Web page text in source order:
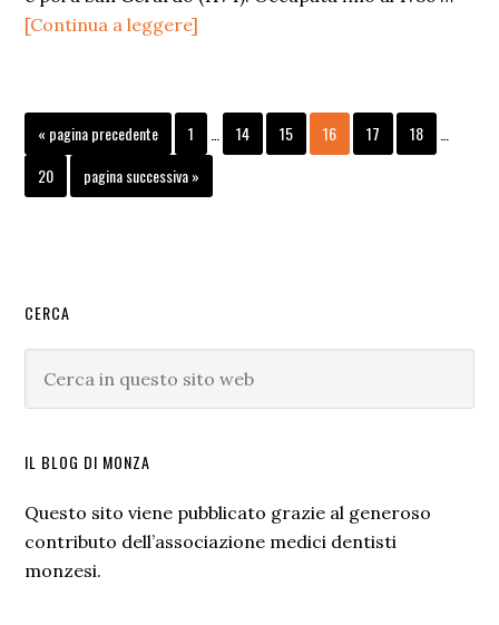
[Continua a leggere]
San
Gerardo
« Vai
alla
pagina precedente Pagina
1
Pagine
interim
Pagina
14 Pagina
15 Pagina
16 Pagina
17 Pagina
18
interim
Pagina
20
Vai
alla
pagina successiva »
Barra
laterale
primaria
CERCA
IL BLOG DI MONZA
Questo sito viene pubblicato grazie al generoso
contributo dell’associazione medici dentisti
monzesi.